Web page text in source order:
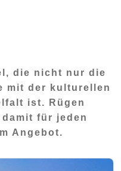
die nicht nur die
mit der kulturellen
ist. Rügen
für jeden
Angebot.